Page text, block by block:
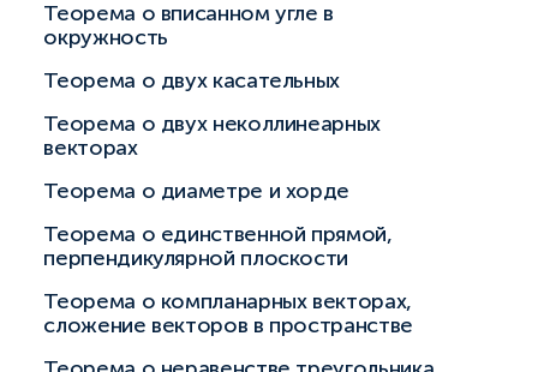
Теорема о вписанном угле в
окружность
Теорема о двух касательных
Теорема о двух неколлинеарных
векторах
Теорема о диаметре и хорде
Теорема о единственной прямой,
перпендикулярной плоскости
Теорема о компланарных векторах,
сложение векторов в пространстве